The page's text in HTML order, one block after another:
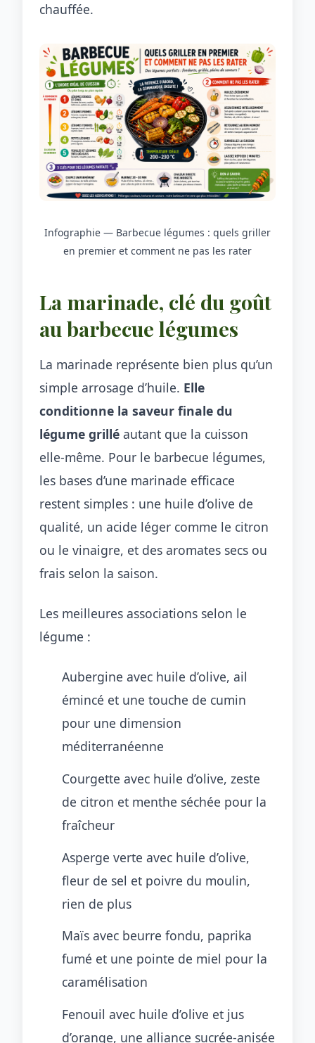
chauffée.
Infographie — Barbecue légumes : quels griller
en premier et comment ne pas les rater
La marinade, clé du goût
au barbecue légumes
La marinade représente bien plus qu’un
simple arrosage d’huile. Elle
conditionne la saveur finale du
légume grillé autant que la cuisson
elle-même. Pour le barbecue légumes,
les bases d’une marinade efficace
restent simples : une huile d’olive de
qualité, un acide léger comme le citron
ou le vinaigre, et des aromates secs ou
frais selon la saison.
Les meilleures associations selon le
légume :
Aubergine avec huile d’olive, ail
émincé et une touche de cumin
pour une dimension
méditerranéenne
Courgette avec huile d’olive, zeste
de citron et menthe séchée pour la
fraîcheur
Asperge verte avec huile d’olive,
fleur de sel et poivre du moulin,
rien de plus
Maïs avec beurre fondu, paprika
fumé et une pointe de miel pour la
caramélisation
Fenouil avec huile d’olive et jus
d’orange, une alliance sucrée-anisée